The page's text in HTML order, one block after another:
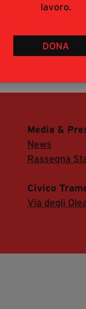
lavoro.
DONA
Media &
News
Rassegna
Civico
Via degli